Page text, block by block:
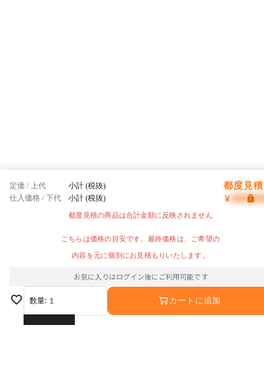
定価 / 上代 小計 (税抜) 都度見
仕入価格 / 下代 小計 (税抜) ¥
都度見積の商品は合計金額に反映されません
こちらは価格の目安です。最終価格は、ご希望の
内容を元に個別にお見積もりいたします。
お気に入りはログイン後にご利用可能です
数量: 1
1
カートに追加